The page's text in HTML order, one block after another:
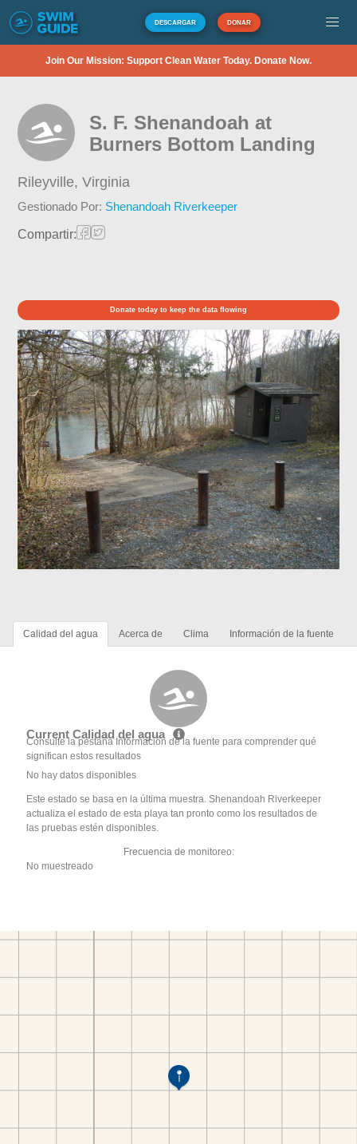
DESCARGAR DONAR
Join Our Mission: Support Clean Water Today. Donate Now.
S. F. Shenandoah at
Burners Bottom Landing
Rileyville,Virginia
Gestionado Por: Shenandoah Riverkeeper
Compartir:
Donate today to keep the data flowing
Calidad del agua Acerca de Clima Información de la fuente
Current Calidad del agua
Consulte la pestaña Información de la fuente para comprender qué
significan estos resultados
No hay datos disponibles
Este estado se basa en la última muestra. Shenandoah Riverkeeper
actualiza el estado de esta playa tan pronto como los resultados de
las pruebas estén disponibles.
Frecuencia de monitoreo:
No muestreado